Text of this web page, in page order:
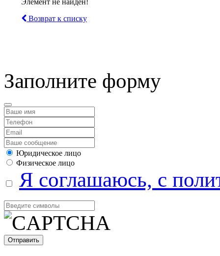
Возврат к списку
Заполните форму
Юридическое лицо
Физическое лицо
Я соглашаюсь, с